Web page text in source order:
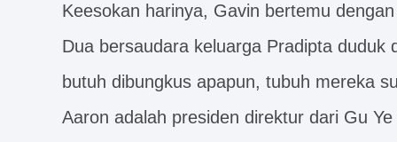
Keesokan harinya, Gavin bertemu
Dua bersaudara keluarga Pradipta duduk
butuh dibungkus apapun, tubuh mereka
Aaron adalah presiden direktur dari Gu